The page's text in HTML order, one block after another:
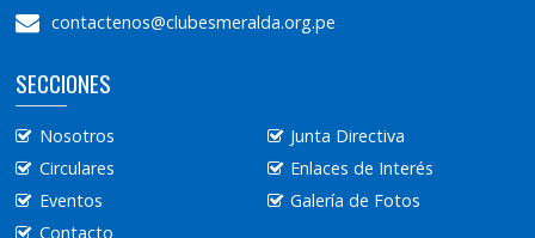
contactenos@clubesmeralda.org.pe
SECCIONES
Nosotros
Junta Directiva
Circulares
Enlaces de Interés
Eventos
Galería de Fotos
Contacto